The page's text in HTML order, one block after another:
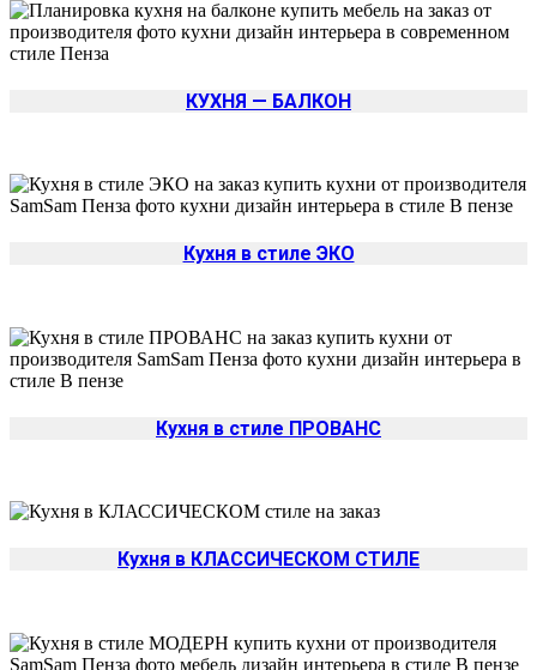
КУХНЯ — БАЛКОН
Кухня в стиле ЭКО
Кухня в стиле ПРОВАНС
Кухня в КЛАССИЧЕСКОМ СТИЛЕ